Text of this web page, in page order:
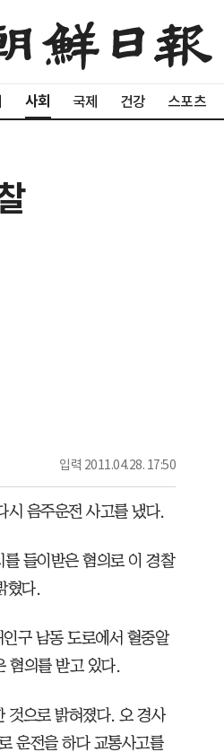
사회 국제 건강 스포츠
입력 2011.04.28. 17:50
시 음주운전 사고를 냈다.
들이받은 혐의로 이 경찰
혔다.
인구 남동 도로에서 혈중알
혐의를 받고 있다.
것으로 밝혀졌다. 오 경사
운전을 하다 교통사고를